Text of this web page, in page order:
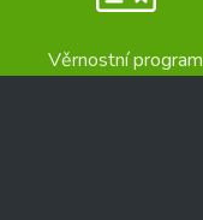
Věrnostní program